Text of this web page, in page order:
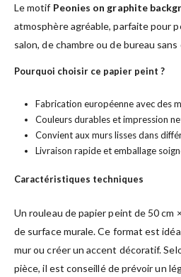
Le motif Peonies on graphite
atmosphère agréable, parfaite pour
salon, de chambre ou de bureau
Pourquoi choisir ce papier peint ?
Fabrication européenne avec des
Couleurs durables et impression
Convient aux murs lisses dans
Livraison rapide et emballage
Caractéristiques techniques
Un rouleau de papier peint de 50 cm
de surface murale. Ce format est
mur ou créer un accent décoratif.
pièce, il est conseillé de prévoir un